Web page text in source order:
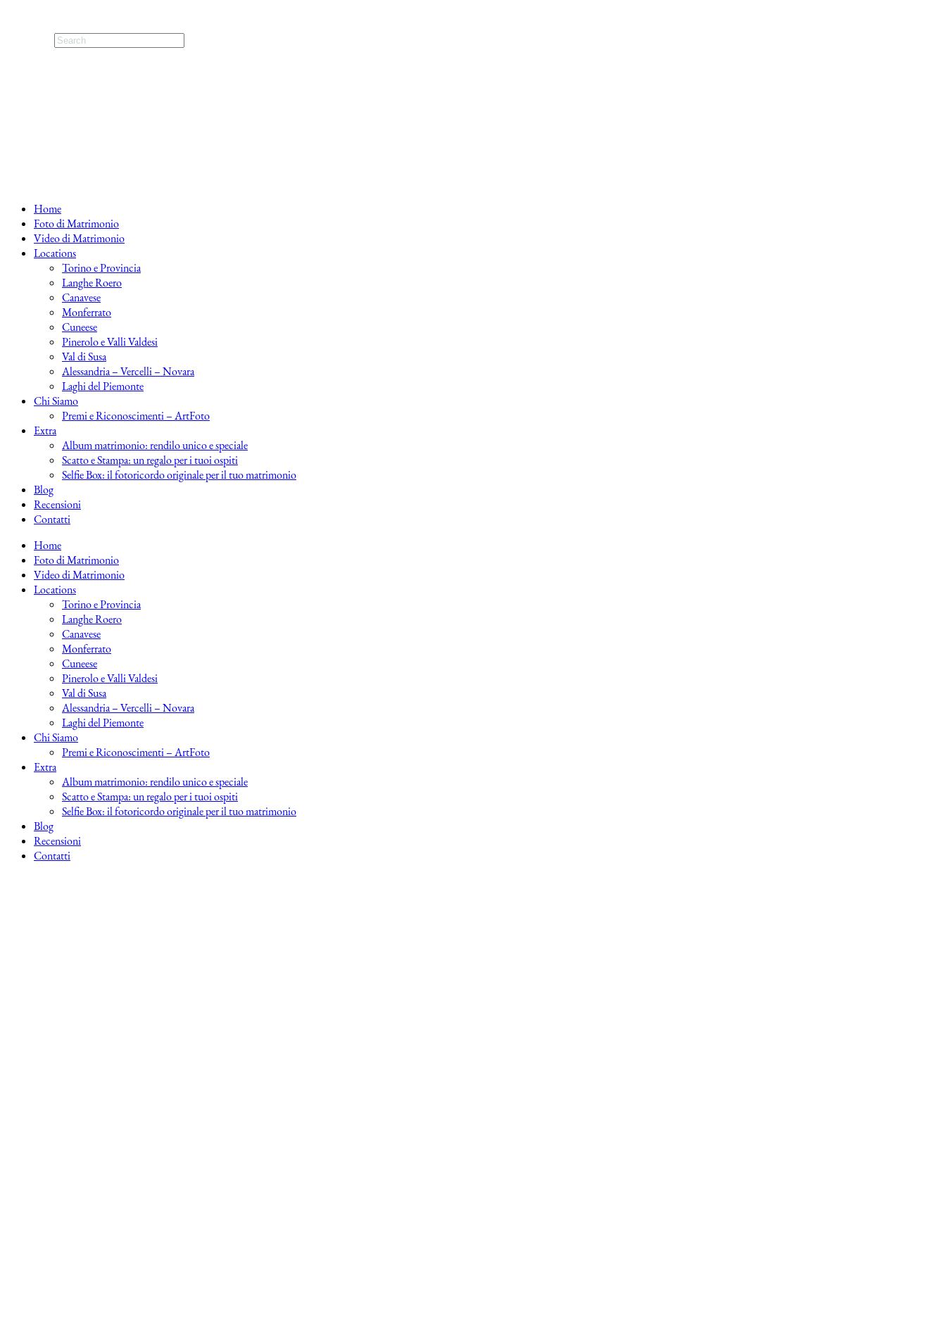
Home
Foto di Matrimonio
Video di Matrimonio
Locations
Torino e Provincia
Langhe Roero
Canavese
Monferrato
Cuneese
Pinerolo e Valli Valdesi
Val di Susa
Alessandria – Vercelli – Novara
Laghi del Piemonte
Chi Siamo
Premi e Riconoscimenti – ArtFoto
Extra
Album matrimonio: rendilo unico e speciale
Scatto e Stampa: un regalo per i tuoi ospiti
Selfie Box: il fotoricordo originale per il tuo matrimonio
Blog
Recensioni
Contatti
Home
Foto di Matrimonio
Video di Matrimonio
Locations
Torino e Provincia
Langhe Roero
Canavese
Monferrato
Cuneese
Pinerolo e Valli Valdesi
Val di Susa
Alessandria – Vercelli – Novara
Laghi del Piemonte
Chi Siamo
Premi e Riconoscimenti – ArtFoto
Extra
Album matrimonio: rendilo unico e speciale
Scatto e Stampa: un regalo per i tuoi ospiti
Selfie Box: il fotoricordo originale per il tuo matrimonio
Blog
Recensioni
Contatti